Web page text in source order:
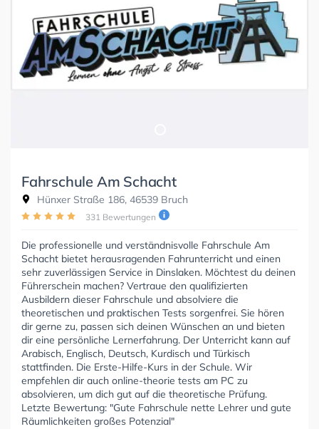
Fahrschule Am Schacht
Hünxer Straße 186, 46539 Bruch
331 Bewertungen
Die professionelle und verständnisvolle Fahrschule Am
Schacht bietet herausragenden Fahrunterricht und einen
sehr zuverlässigen Service in Dinslaken. Möchtest du deinen
Führerschein machen? Vertraue den qualifizierten
Ausbildern dieser Fahrschule und absolviere die
theoretischen und praktischen Tests sorgenfrei. Sie hören
dir gerne zu, passen sich deinen Wünschen an und bieten
dir eine persönliche Lernerfahrung. Der Unterricht kann auf
Arabisch, Englisch, Deutsch, Kurdisch und Türkisch
stattfinden. Die Erste-Hilfe-Kurs in der Schule. Wir
empfehlen dir auch online-theorie tests am PC zu
absolvieren, um dich gut auf die theoretische Prüfung.
Letzte Bewertung: "Gute Fahrschule nette Lehrer und gute
Räumlichkeiten großes Potenzial"